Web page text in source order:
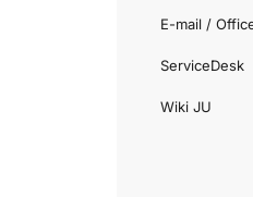
E-mail /
ServiceDesk
Wiki JU